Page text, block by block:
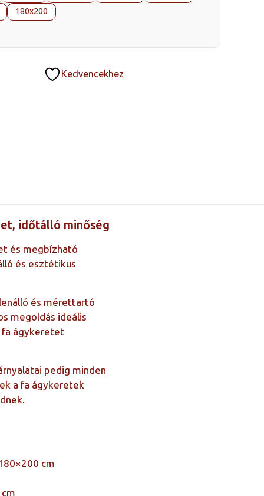
180x200
Kedvencekhez
időtálló minőség
és megbízható
és esztétikus
és mérettartó
megoldás ideális
fa ágykeretet
pedig minden
a fa ágykeretek
cm